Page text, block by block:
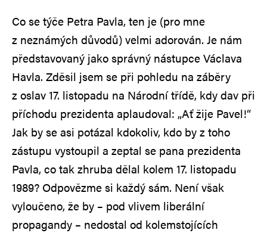
Co se týče Petra Pavla, ten je (pro mne
z neznámých důvodů) velmi adorován. Je nám
představovaný jako správný nástupce Václava
Havla. Zděsil jsem se při pohledu na záběry
z oslav 17. listopadu na Národní třídě, kdy dav při
příchodu prezidenta aplaudoval: „Ať žije Pavel!“
Jak by se asi potázal kdokoliv, kdo by z toho
zástupu vystoupil a zeptal se pana prezidenta
Pavla, co tak zhruba dělal kolem 17. listopadu
1989? Odpovězme si každý sám. Není však
vyloučeno, že by – pod vlivem liberální
propagandy – nedostal od kolemstojících